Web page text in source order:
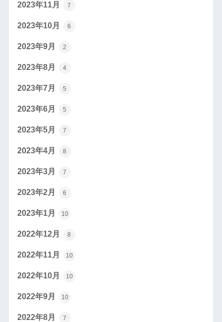
2023年11月 7
2023年10月 6
2023年9月 2
2023年8月 4
2023年7月 5
2023年6月 5
2023年5月 7
2023年4月 8
2023年3月 7
2023年2月 6
2023年1月 10
2022年12月 8
2022年11月 10
2022年10月 10
2022年9月 10
2022年8月 7